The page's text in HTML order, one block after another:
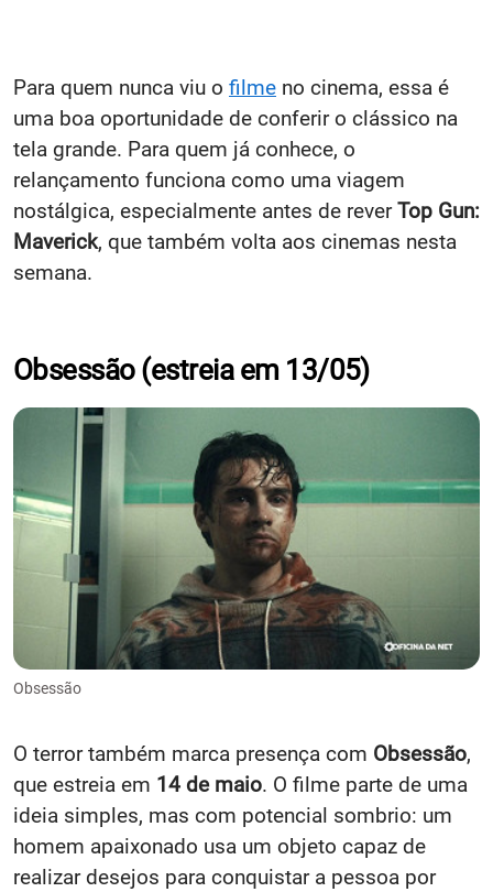
Para quem nunca viu o filme no cinema, essa é
uma boa oportunidade de conferir o clássico na
tela grande. Para quem já conhece, o
relançamento funciona como uma viagem
nostálgica, especialmente antes de reverTop Gun:
Maverick, que também volta aos cinemas nesta
semana.
Obsessão (estreia em 13/05)
Obsessão
O terror também marca presença com Obsessão,
que estreia em 14 de maio. O filme parte de uma
ideia simples, mas com potencial sombrio: um
homem apaixonado usa um objeto capaz de
realizar desejos para conquistar a pessoa por